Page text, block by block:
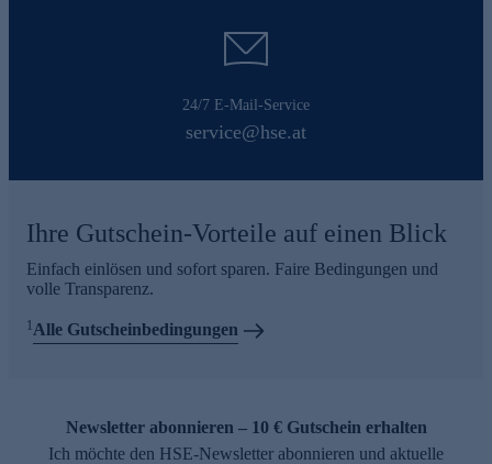
24/7 E-Mail-Service
service@hse.at
Ihre Gutschein-Vorteile auf einen Blick
Einfach einlösen und sofort sparen. Faire Bedingungen und
volle Transparenz.
1Alle Gutscheinbedingungen
Newsletter abonnieren – 10 € Gutschein erhalten
Ich möchte den HSE-Newsletter abonnieren und aktuelle